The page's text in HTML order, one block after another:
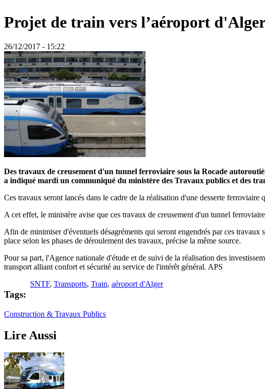
Projet de train vers l’aéroport
26/12/2017 - 15:22
Des travaux de creusement d'un tunnel ferroviaire sous la Rocade
a indiqué mardi un communiqué du ministère des Travaux publics et des
Ces travaux seront lancés dans le cadre de la réalisation d'une desserte
A cet effet, le ministère avise que ces travaux de creusement d'un tunnel
Afin de minimiser d'éventuels désagréments qui seront engendrés par ces
place selon les phases de déroulement des travaux, précise la même source.
Pour sa part, l'Agence nationale d'étude et de suivi de la réalisation des
transport alliant confort et sécurité au service de l'intérêt général. APS
Tags:
SNTF, Transports, Train, aéroport d'Alger
Construction & Travaux Publics
Lire Aussi